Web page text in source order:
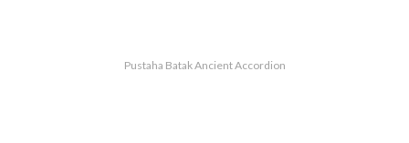
Pustaha Batak Ancient Accordion